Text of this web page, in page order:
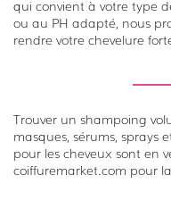
qui convient à votre type
ou au PH adapté, nous
rendre votre chevelure
Trouver un shampoing
masques, sérums, sprays
pour les cheveux sont en
coiffuremarket.com pour